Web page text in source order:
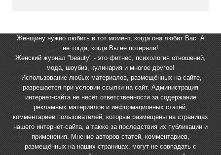
Женщину нужно любить в тот момент, когда она любит Вас. А
не тогда, когда Вы её потеряли!
Женский журнал "beauty" - это фитнес, психология отношений,
мода, шоубиз, кулинария и многое другое!
Использование любых материалов, размещённых на сайте,
разрешается при условии ссылки на сайт. Администрация
интернет-сайта не несёт ответственности за содержание
рекламных материалов и информационных статей,
комментариев пользователей, которые размещены на страницах
нашего интернет-сайта, а также за последствия их публикации и
применения. Мнение авторов статей, комментариев,
размещённых на наших страницах, могут не совпадать с